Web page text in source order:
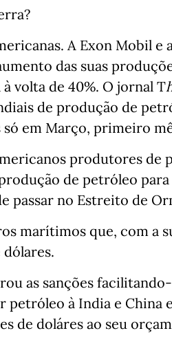
A Exon Mobil e
das suas
volta de 40%. O jornal T
de produção de
em Março, primeiro
produtores de
de petróleo
passar no Estreito de
marítimos que, com a
as sanções
petróleo à India e China
de doláres ao seu